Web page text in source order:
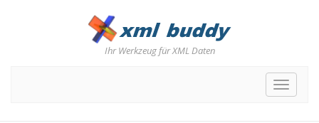
Ihr Werkzeug für XML Daten
Toggle